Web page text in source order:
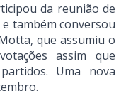
da reunião de
também conversou
que assumiu o
assim que
Uma nova